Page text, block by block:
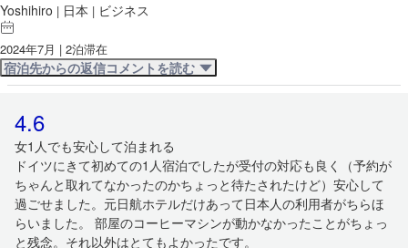
Yoshihiro | 日本 | ビジネス
2024年7月 | 2泊滞在
宿泊先からの返信コメントを読む
4.6
女1人でも安心して泊まれる
ドイツにきて初めての1人宿泊でしたが受付の対応も良く（予約が
ちゃんと取れてなかったのかちょっと待たされたけど）安心して
過ごせました。元日航ホテルだけあって日本人の利用者がちらほ
らいました。 部屋のコーヒーマシンが動かなかったことがちょっ
と残念。それ以外はとてもよかったです。